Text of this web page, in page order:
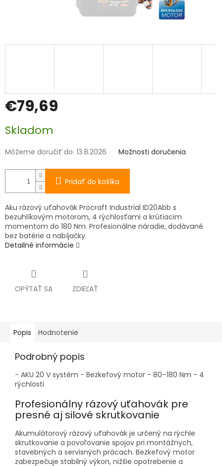
€79,69
cena:
Skladom
Môžeme doručiť do: 13.8.2026 Možnosti doručenia
Pridať do košíka
Aku rázový uťahovák Procraft Industrial ID20Abb s
bezuhlíkovým motorom, 4 rýchlosťami a krútiacim
momentom do 180 Nm. Profesionálne náradie, dodávané
bez batérie a nabíjačky.
Detailné informácie
OPÝTAŤ SA ZDIEĽAŤ
Popis Hodnotenie
Podrobný popis
- AKU 20 V systém - Bezkefový motor - 80–180 Nm - 4
rýchlosti
Profesionálny rázový uťahovák pre
presné aj silové skrutkovanie
Akumulátorový rázový uťahovák je určený na rýchle
skrutkovanie a povoľovanie spojov pri montážnych,
stavebných a servisných prácach. Bezkefový motor
zabezpečuje stabilný výkon, nižšie opotrebenie a